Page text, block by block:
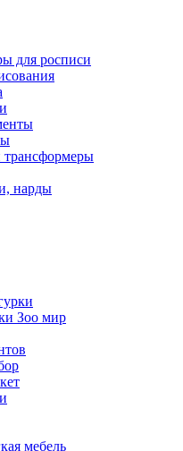
для росписи
нарды
Зоо мир
мебель